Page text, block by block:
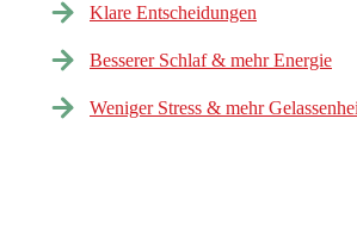
Klare Entscheidungen
Besserer Schlaf & mehr Energie
Weniger Stress & mehr